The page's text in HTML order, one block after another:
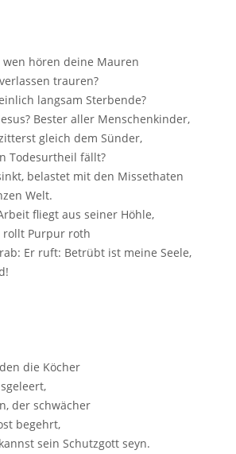
wen hören deine Mauren
trauren?
langsam Sterbende?
Bester aller Menschenkinder,
gleich dem Sünder,
Todesurtheil fällt?
belastet mit den Missethaten
Welt.
fliegt aus seiner Höhle,
rollt Purpur roth
Er ruft: Betrübt ist meine Seele,
die Köcher
der schwächer
begehrt,
sein Schutzgott seyn.